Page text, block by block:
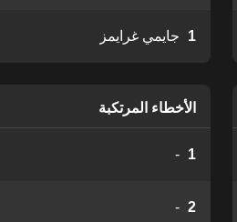
1 جايمي غرايمز
الأخطاء المرتكبة
1
-
2
-